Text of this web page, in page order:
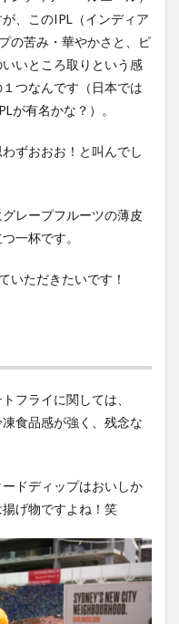
、このIPL（インディア
の苦み・華やかさと、ピ
いところ取りという感
つなんです（日本では
が有名かな？）。
ずおおお！と叫んでし
レープフルーツの薄皮
一杯です。
いただきたいです！
フライに関しては、
食品感が強く、残念な
ドディップはおいしか
げ物ですよね！笑